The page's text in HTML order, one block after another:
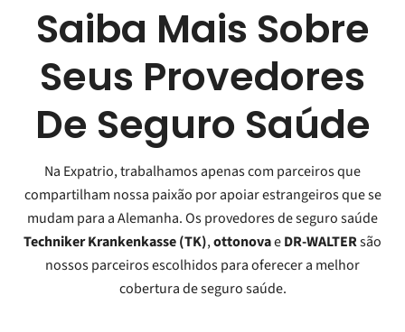
Saiba Mais Sobre
Seus Provedores
De Seguro Saúde
Na Expatrio, trabalhamos apenas com parceiros que
compartilham nossa paixão por apoiar estrangeiros que se
mudam para a Alemanha. Os provedores de seguro saúde
Techniker Krankenkasse (TK),ottonovaeDR-WALTERsão
nossos parceiros escolhidos para oferecer a melhor
cobertura de seguro saúde.